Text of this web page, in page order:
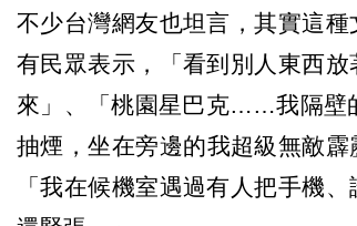
不少台灣網友也坦言，其實這種
有民眾表示，「看到別人東西
來」、「桃園星巴克……我隔壁
抽煙，坐在旁邊的我超級無敵
「我在候機室遇過有人把手機